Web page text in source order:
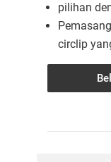
pilihan
circlip